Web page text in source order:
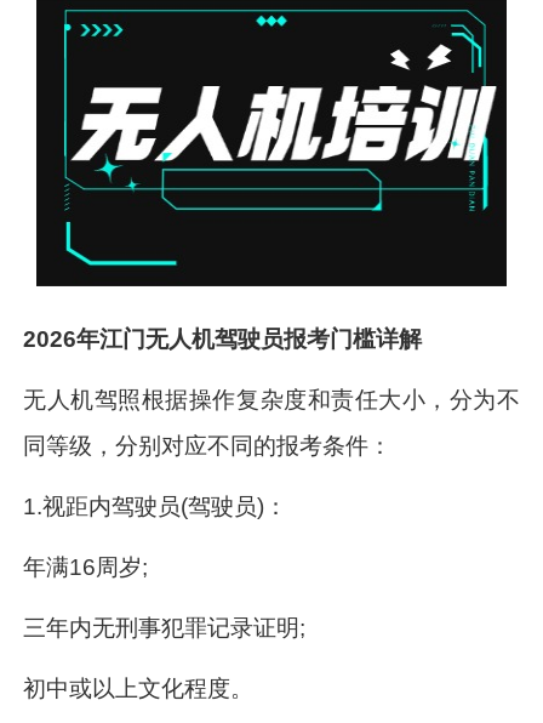
2026年江门无人机驾驶员报考门槛详解
无人机驾照根据操作复杂度和责任大小，分为不
同等级，分别对应不同的报考条件：
1.视距内驾驶员(驾驶员)：
年满16周岁;
三年内无刑事犯罪记录证明;
初中或以上文化程度。